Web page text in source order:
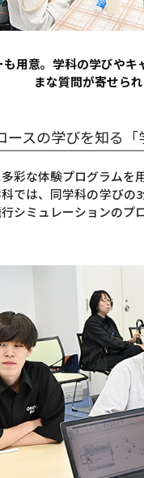
用意。学科の学びやキ
まな質問が寄せら
スの学びを知る「
彩な体験プログラムを
では、同学科の学びの
シミュレーションのプ